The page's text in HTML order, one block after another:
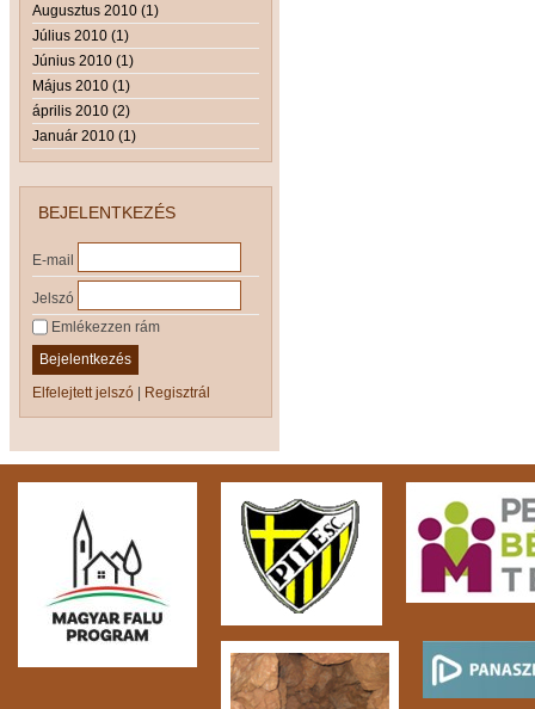
Augusztus 2010 (1)
Július 2010 (1)
Június 2010 (1)
Május 2010 (1)
április 2010 (2)
Január 2010 (1)
BEJELENTKEZÉS
E-mail
Jelszó
Emlékezzen rám
Bejelentkezés
Elfelejtett jelszó | Regisztrál